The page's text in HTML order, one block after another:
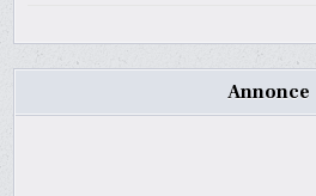
Annonce